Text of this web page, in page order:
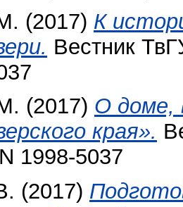
(2017) К
Вестник
(2017) О доме,
края».
1998-5037
(2017)